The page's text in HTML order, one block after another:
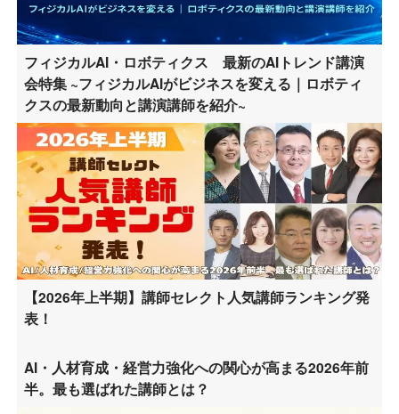
フィジカルAI・ロボティクス 最新のAIトレンド講演
会特集 ~フィジカルAIがビジネスを変える｜ロボティ
クスの最新動向と講演講師を紹介~
【2026年上半期】講師セレクト人気講師ランキング発
表！
AI・人材育成・経営力強化への関心が高まる2026年前
半。最も選ばれた講師とは？